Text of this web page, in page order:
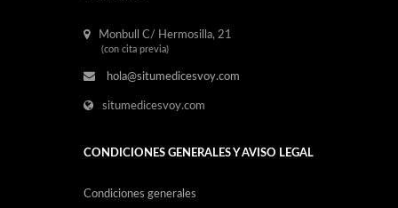
Monbull C/ Hermosilla, 21
(con cita previa)
hola@situmedicesvoy.com
situmedicesvoy.com
CONDICIONES GENERALES Y AVISO LEGAL
Condiciones generales